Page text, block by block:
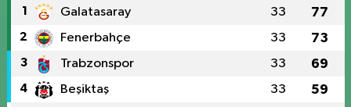
1 Galatasaray 33 77
2 Fenerbahçe 33 73
3 Trabzonspor 33 69
4 Beşiktaş 33 59